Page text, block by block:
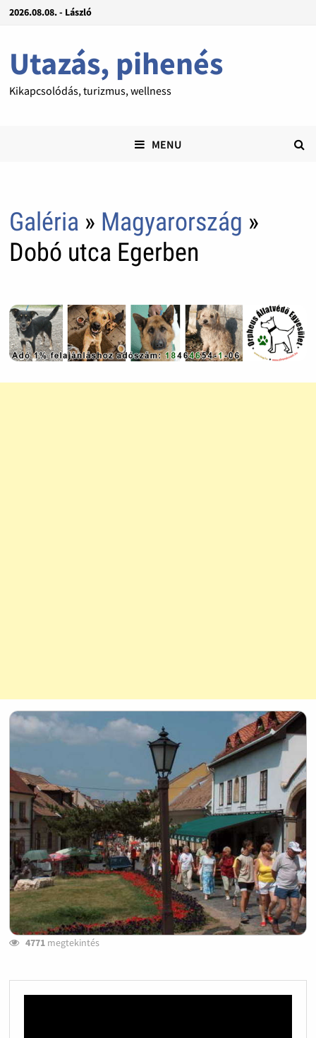
2026.08.08. - László
Utazás, pihenés
Kikapcsolódás, turizmus, wellness
MENU
Galéria » Magyarország »
Dobó utca Egerben
4771megtekintés